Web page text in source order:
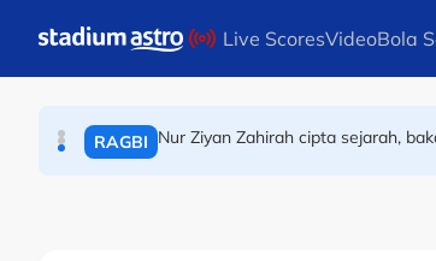
Live ScoresVideoBola
RAGBI
PERMOTORAN Moto3: Hakim Danish raih